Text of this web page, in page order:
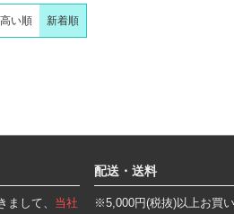
い順 新着順
して、 当社
配送・送料
※5,000円(税抜)以上お買